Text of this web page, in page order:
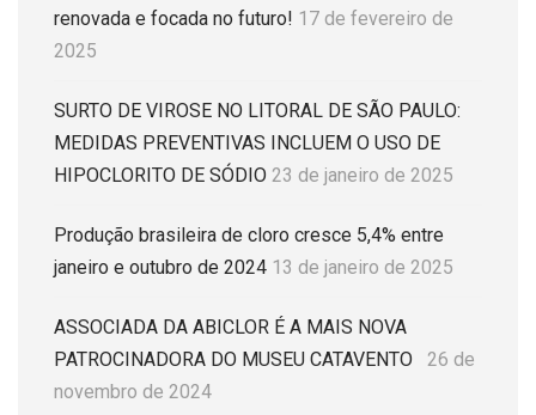
renovada e focada no futuro! 17 de fevereiro de
2025
SURTO DE VIROSE NO LITORAL DE SÃO PAULO:
MEDIDAS PREVENTIVAS INCLUEM O USO DE
HIPOCLORITO DE SÓDIO 23 de janeiro de 2025
Produção brasileira de cloro cresce 5,4% entre
janeiro e outubro de 2024 13 de janeiro de 2025
ASSOCIADA DA ABICLOR É A MAIS NOVA
PATROCINADORA DO MUSEU CATAVENTO
26 de
novembro de 2024